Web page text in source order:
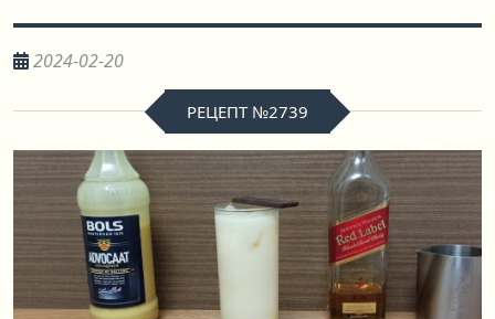
2024-02-20
РЕЦЕПТ №2739